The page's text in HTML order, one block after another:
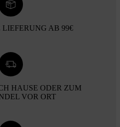
LIEFERUNG AB 99€
HAUSE ODER ZUM
VOR ORT